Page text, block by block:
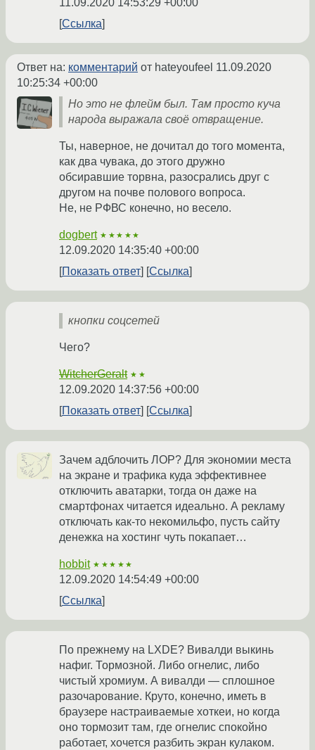
11.09.2020 14:53:29 +00:00
Ссылка
Ответ на: комментарий от hateyoufeel 11.09.2020
10:25:34 +00:00
Но это не флейм был. Там просто куча
народа выражала своё отвращение.
Ты, наверное, не дочитал до того момента,
как два чувака, до этого дружно
обсиравшие торвна, разосрались друг с
другом на почве полового вопроса.
Не, не РФВС конечно, но весело.
dogbert ★★★★★
12.09.2020 14:35:40 +00:00
Показать ответ
Ссылка
кнопки соцсетей
Чего?
WitcherGeralt ★★
12.09.2020 14:37:56 +00:00
Показать ответ
Ссылка
Зачем адблочить ЛОР? Для экономии места
на экране и трафика куда эффективнее
отключить аватарки, тогда он даже на
смартфонах читается идеально. А рекламу
отключать как-то некомильфо, пусть сайту
денежка на хостинг чуть покапает…
hobbit ★★★★★
12.09.2020 14:54:49 +00:00
Ссылка
По прежнему на LXDE? Вивалди выкинь
нафиг. Тормозной. Либо огнелис, либо
чистый хромиум. А вивалди — сплошное
разочарование. Круто, конечно, иметь в
браузере настраиваемые хоткеи, но когда
оно тормозит там, где огнелис спокойно
работает, хочется разбить экран кулаком.